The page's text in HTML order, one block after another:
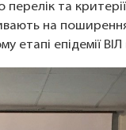
та
на
епідемії ВІЛ